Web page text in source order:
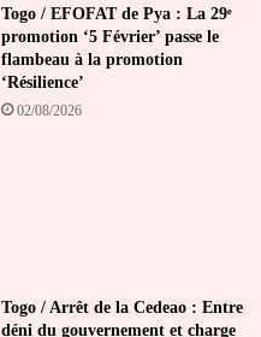
Togo / EFOFAT de Pya : La 29ᵉ
promotion ‘5 Février’ passe le
flambeau à la promotion
‘Résilience’
02/08/2026
Togo / Arrêt de la Cedeao : Entre
déni du gouvernement et charge